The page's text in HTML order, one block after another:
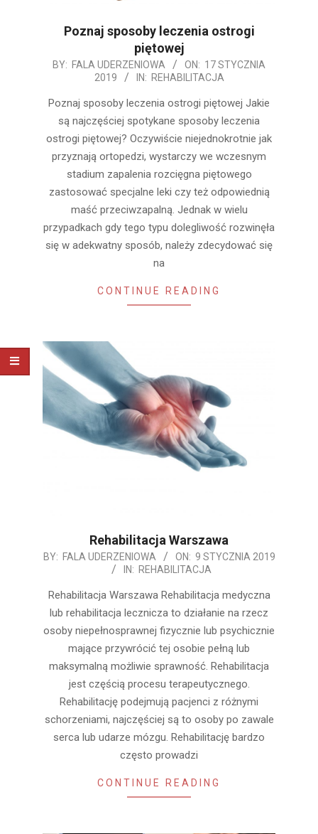
Poznaj sposoby leczenia ostrogi
piętowej
2019-
17
BY: FALA UDERZENIOWA ON: 17 STYCZNIA
2019
IN: REHABILITACJA
Poznaj sposoby leczenia ostrogi piętowej Jakie
są najczęściej spotykane sposoby leczenia
ostrogi piętowej? Oczywiście niejednokrotnie jak
przyznają ortopedzi, wystarczy we wczesnym
stadium zapalenia rozcięgna piętowego
zastosować specjalne leki czy też odpowiednią
maść przeciwzapalną. Jednak w wielu
przypadkach gdy tego typu dolegliwość rozwinęła
się w adekwatny sposób, należy zdecydować się
na
CONTINUE READING
Rehabilitacja Warszawa
2019-
09
BY: FALA UDERZENIOWA ON: 9 STYCZNIA 2019
IN: REHABILITACJA
Rehabilitacja Warszawa Rehabilitacja medyczna
lub rehabilitacja lecznicza to działanie na rzecz
osoby niepełnosprawnej fizycznie lub psychicznie
mające przywrócić tej osobie pełną lub
maksymalną możliwie sprawność. Rehabilitacja
jest częścią procesu terapeutycznego.
Rehabilitację podejmują pacjenci z różnymi
schorzeniami, najczęściej są to osoby po zawale
serca lub udarze mózgu. Rehabilitację bardzo
często prowadzi
CONTINUE READING